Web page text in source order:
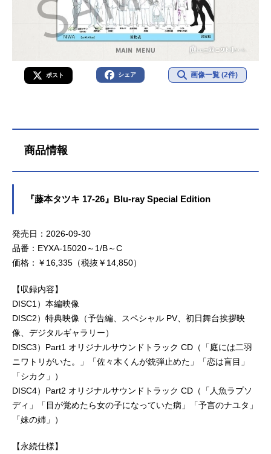
ポスト シェア 画像一覧 (2件)
商品情報
『藤本タツキ 17-26』Blu-ray Special Edition
発売日：2026-09-30
品番：EYXA-15020～1/B～C
価格：￥16,335（税抜￥14,850）
【収録内容】
DISC1）本編映像
DISC2）特典映像（予告編、スペシャル PV、初日舞台挨拶映
像、デジタルギャラリー）
DISC3）Part1 オリジナルサウンドトラック CD（「庭には二羽
ニワトリがいた。」「佐々木くんが銃弾止めた」「恋は盲目」
「シカク」）
DISC4）Part2 オリジナルサウンドトラック CD（「人魚ラプソ
ディ」「目が覚めたら女の子になっていた病」「予言のナユタ」
「妹の姉」）
【永続仕様】